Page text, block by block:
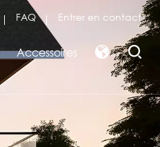
FAQ Entrer en contact
Accessoires